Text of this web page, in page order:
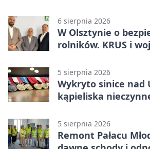
6 sierpnia 2026
W Olsztynie o
rolników. KRUS i
5 sierpnia 2026
Wykryto sinice nad
kąpieliska
5 sierpnia 2026
Remont Pałacu